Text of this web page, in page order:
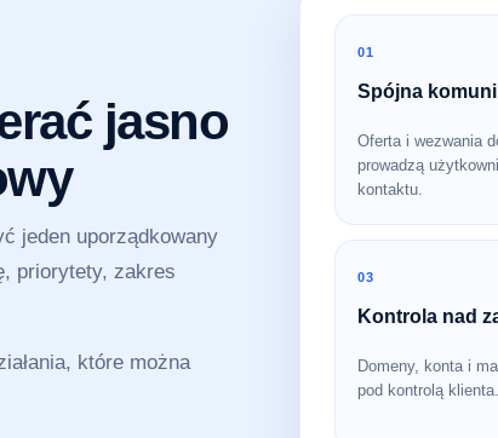
jasno
jeden uporządkowany
priorytety, zakres
które można
01
Spójna
Oferta i wezwania
prowadzą
kontaktu.
03
Kontrola nad
Domeny, konta i
pod kontrolą klienta.